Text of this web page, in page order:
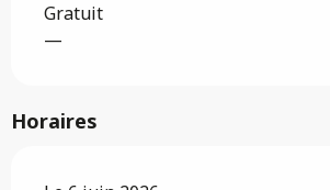
Gratuit
—
Horaires